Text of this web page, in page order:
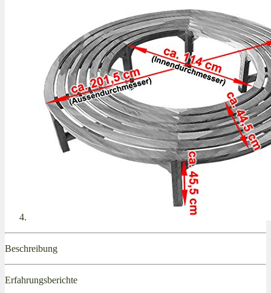
Beschreibung
Erfahrungsberichte